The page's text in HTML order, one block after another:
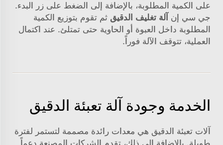
على الكمية المطلوبة، بالإضافة إلى الضغط على زر البدء.
جي سي إن آلة تغليف الدقيق ثم تقوم بتوزيع الكمية
المطلوبة داخل العبوة أو الحاوية حتى تمتلئ. عند اكتمال
العملية، تتوقف الآلة فوراً.
الخدمة وجودة آلة تعبئة الدقيق
آلات تعبئة الدقيق هي معدات رائدة مصممة لتستمر لفترة